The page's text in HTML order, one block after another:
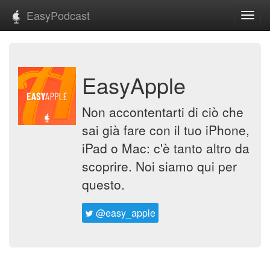
EasyPodcast
EasyApple
Non accontentarti di ciò che
sai già fare con il tuo iPhone,
iPad o Mac: c'è tanto altro da
scoprire. Noi siamo qui per
questo.
@easy_apple